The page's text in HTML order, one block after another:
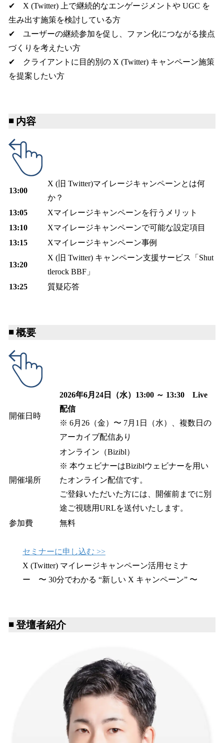
✔︎ X (Twitter) 上で継続的なエンゲージメントや UGC を
生み出す施策を検討している方
✔︎ ユーザーの継続参加を促し、ファン化につながる接点
づくりを考えたい方
✔︎ クライアントに目的別の X (Twitter) キャンペーン施策
を提案したい方
◾️ 内容
13:00
X (旧 Twitter)マイレージキャンペーンとは何
か？
13:05
Xマイレージキャンペーンを行うメリット
13:10
Xマイレージキャンペーンで可能な設定項目
13:15
Xマイレージキャンペーン事例
13:20
X (旧 Twitter) キャンペーン支援サービス「Shut
tlerock BBF」
13:25
質疑応答
◾️ 概要
開催日時
2026年6月24日（水）13:00 ～ 13:30 Live
配信
※ 6月26（金）〜 7月1日（水）、複数日の
アーカイブ配信あり
開催場所
オンライン（Bizibl）
※ 本ウェビナーはBiziblウェビナーを用い
たオンライン配信です。
ご登録いただいた方には、開催前までに別
途ご視聴用URLを送付いたします。
参加費
無料
セミナーに申し込む >>
X (Twitter) マイレージキャンペーン活用セミナ
ー 〜 30分でわかる “新しい X キャンペーン” 〜
◾️ 登壇者紹介